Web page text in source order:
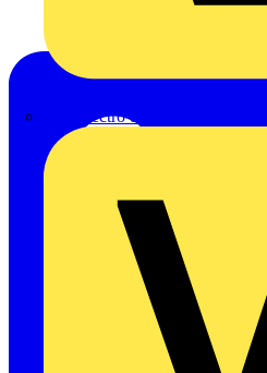
eldis electro distributor GmbH